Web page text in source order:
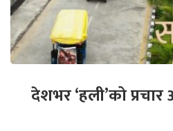
देशभर ‘हली’को